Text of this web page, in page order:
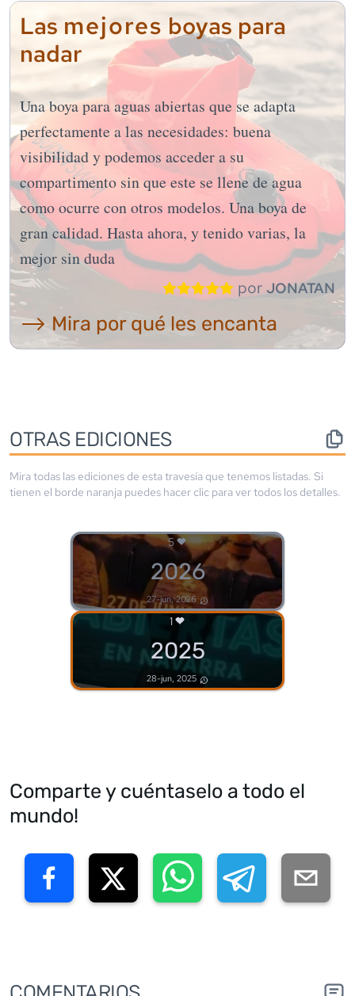
Las mejores boyas para
nadar
Una boya para aguas abiertas que se adapta
perfectamente a las necesidades: buena
visibilidad y podemos acceder a su
compartimento sin que este se llene de agua
como ocurre con otros modelos. Una boya de
gran calidad. Hasta ahora, y tenido varias, la
mejor sin duda
por JONATAN
⟶ Mira por qué les encanta
OTRAS EDICIONES
Mira todas las ediciones de esta travesía que tenemos listadas. Si
tienen el borde naranja puedes hacer clic para ver todos los detalles.
5
2026
27-jun, 2026
1
2025
28-jun, 2025
Comparte y cuéntaselo a todo el
mundo!